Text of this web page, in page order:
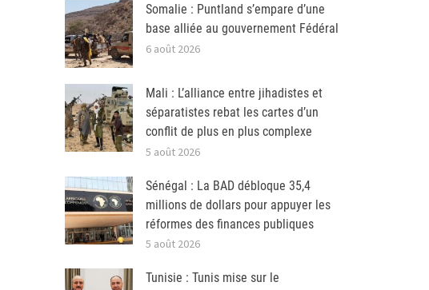
Somalie : Puntland s’empare d’une
base alliée au gouvernement Fédéral
6 août 2026
Mali : L’alliance entre jihadistes et
séparatistes rebat les cartes d’un
conflit de plus en plus complexe
5 août 2026
Sénégal : La BAD débloque 35,4
millions de dollars pour appuyer les
réformes des finances publiques
5 août 2026
Tunisie : Tunis mise sur le